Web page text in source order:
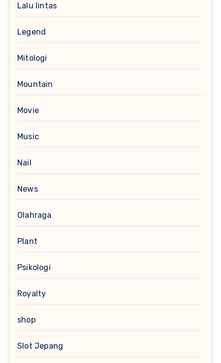
Lalu lintas
Legend
Mitologi
Mountain
Movie
Music
Nail
News
Olahraga
Plant
Psikologi
Royalty
shop
Slot Jepang